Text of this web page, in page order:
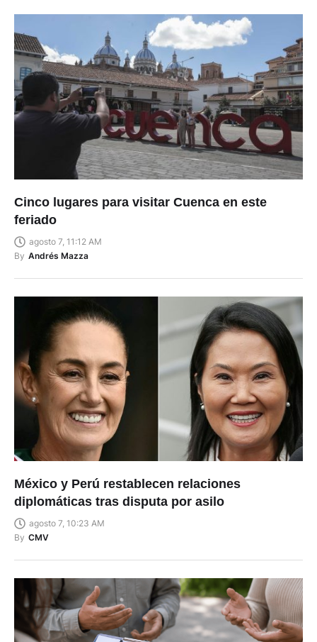
Cinco lugares para visitar Cuenca en este
feriado
agosto 7, 11:12 AM
By Andrés Mazza
México y Perú restablecen relaciones
diplomáticas tras disputa por asilo
agosto 7, 10:23 AM
By CMV